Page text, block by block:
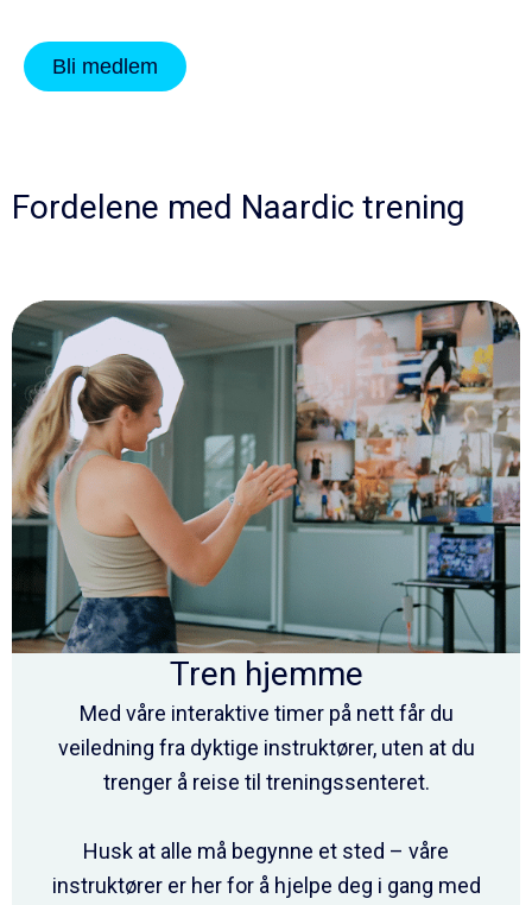
Bli medlem
Fordelene med Naardic trening
Tren hjemme
Med våre interaktive timer på nett får du
veiledning fra dyktige instruktører, uten at du
trenger å reise til treningssenteret.
Husk at alle må begynne et sted – våre
instruktører er her for å hjelpe deg i gang med